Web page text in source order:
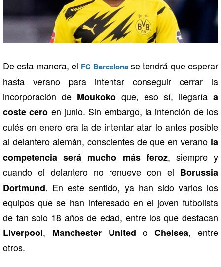
De esta manera, el FC Barcelonase tendrá que esperar
hasta verano para intentar conseguir cerrar la
incorporación de Moukoko que, eso sí, llegaría a
coste cero en junio. Sin embargo, la intención de los
culés en enero era la de intentar atar lo antes posible
al delantero alemán, conscientes de que en verano la
competencia será mucho más feroz, siempre y
cuando el delantero no renueve con el Borussia
Dortmund. En este sentido, ya han sido varios los
equipos que se han interesado en el joven futbolista
de tan solo 18 años de edad, entre los que destacan
Liverpool, Manchester United oChelsea, entre
otros.